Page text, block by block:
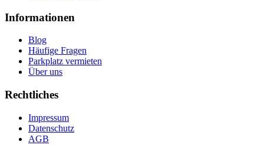
Informationen
Blog
Häufige Fragen
Parkplatz vermieten
Über uns
Rechtliches
Impressum
Datenschutz
AGB